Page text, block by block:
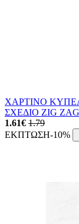
ΧΑΡΤΙΝΟ
ΣΧΕΔΙΟ ZIG
1.61€ 1.79
ΕΚΠΤΩΣΗ-10%